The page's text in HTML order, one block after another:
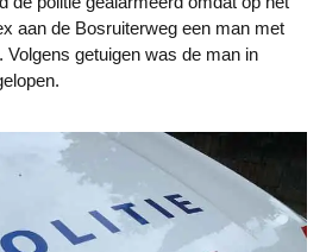
aan de Bosruiterweg een man met
getuigen was de man in